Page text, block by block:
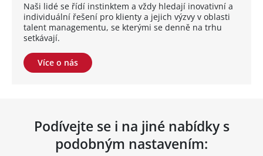
Naši lidé se řídí instinktem a vždy hledají inovativní a
individuální řešení pro klienty a jejich výzvy v oblasti
talent managementu, se kterými se denně na trhu
setkávají.
Více o nás
Podívejte se i na jiné nabídky s
podobným nastavením: